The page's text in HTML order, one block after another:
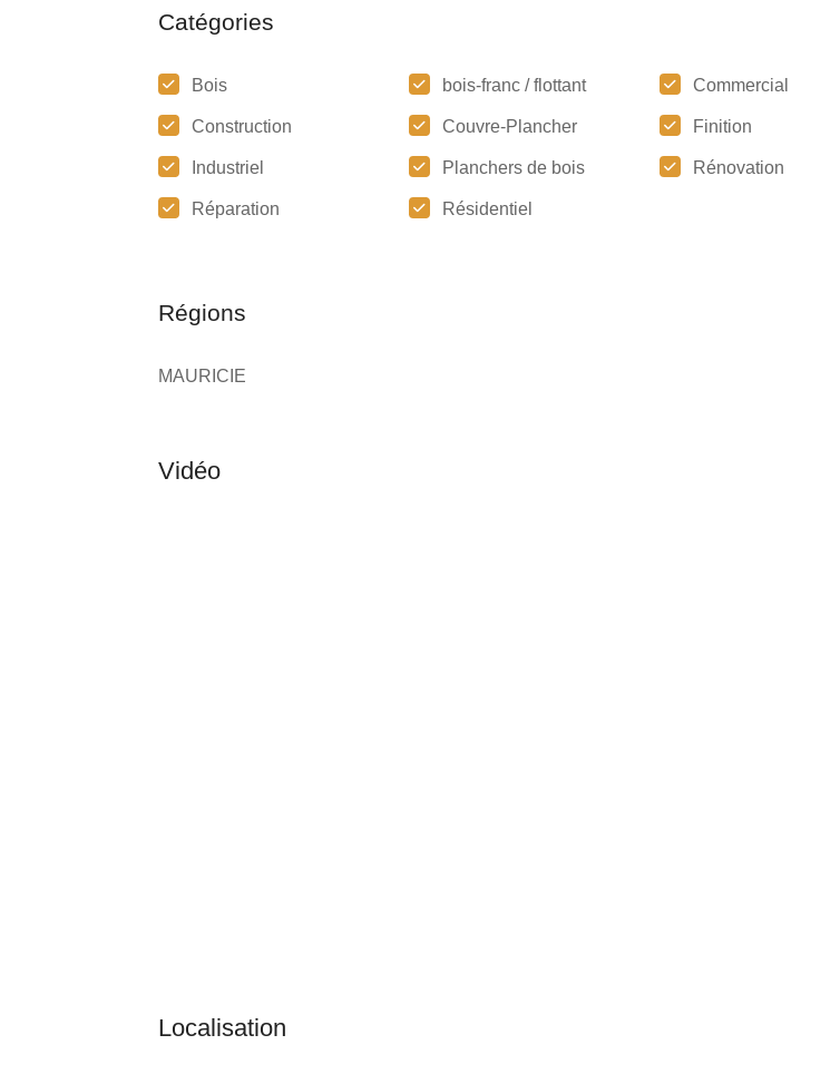
Catégories
Bois bois-franc / flottant Commercial
Construction Couvre-Plancher Finition
Industriel Planchers de bois Rénovation
Réparation Résidentiel
Régions
MAURICIE